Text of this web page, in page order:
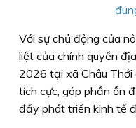
Với sự chủ động của
liệt của chính quyền
2026 tại xã Châu
tích cực, góp phần ổn
đẩy phát triển kinh tế